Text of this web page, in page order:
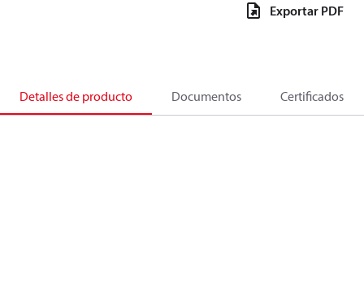
Exportar PDF
Detalles de producto Documentos Certificados